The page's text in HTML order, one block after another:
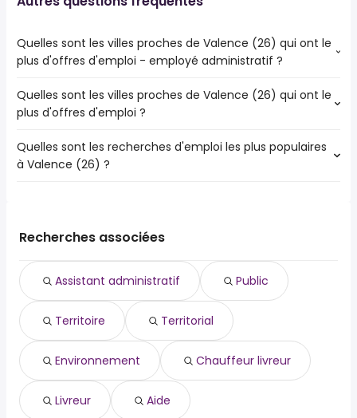
Quelles sont les villes proches de Valence (26) qui ont le
plus d'offres d'emploi - employé administratif ?
Les villes proches de Valence (26) qui ont le plus d'offres
d'emploi - employé administratif sont :
Quelles sont les villes proches de Valence (26) qui ont le
plus d'offres d'emploi ?
Les 10 villes proches de Valence (26) qui ont le plus
d'offres d'emploi sont :
Tournon-sur-Rhône
Bourg-de-Péage
Livron-sur-Drôme
Crest
Privas
Quelles sont les recherches d'emploi les plus populaires
à Valence (26) ?
public
environnement
chauffeur livreur
livreur
aide
agent de sécurité
agent d'escale
Recherches associées
Assistant administratif Public
Territoire Territorial
Environnement Chauffeur livreur
Livreur Aide